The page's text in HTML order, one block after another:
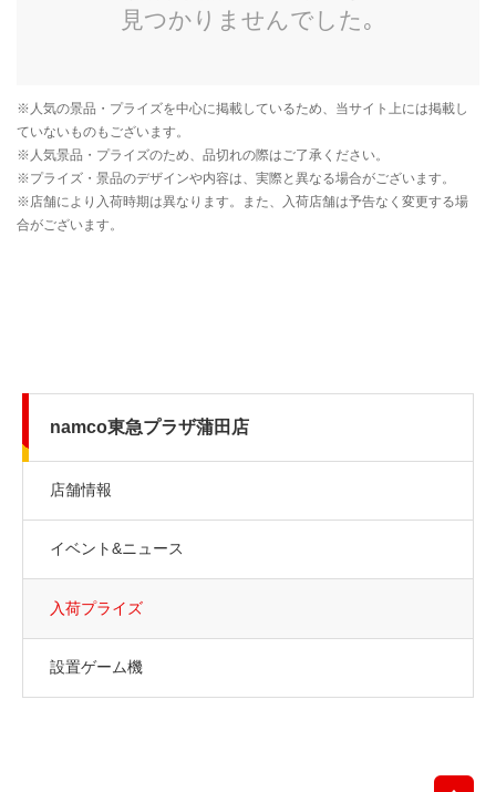
namco東急プラザ蒲田店
店舗情報
イベント&ニュース
入荷プライズ
設置ゲーム機